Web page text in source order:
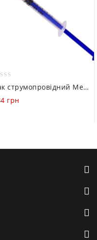
Лак струмопровідний Mechanic MCN-DJ002 (1 ml)
грн